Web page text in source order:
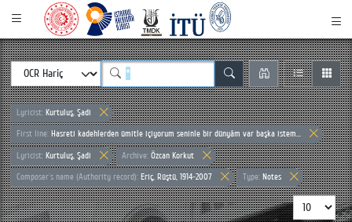
Lyricist: Kurtuluş, Şadi
First line: Hasreti kadehlerden ümitle içiyorum seninle bir dünyâm var başka istem...
Lyricist: Kurtuluş, Şadi Archive: Özcan Korkut
Composer`s name (Authority record): Eriç, Rüştü, 1914-2007 Type: Notes